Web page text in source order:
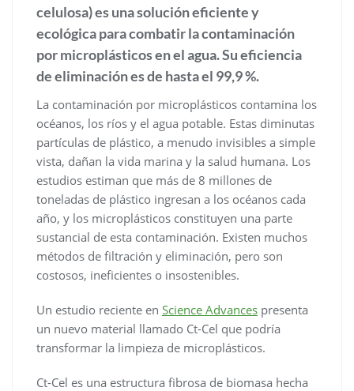
celulosa) es una solución eficiente y
ecológica para combatir la contaminación
por microplásticos en el agua. Su eficiencia
de eliminación es de hasta el 99,9 %.
La contaminación por microplásticos contamina los
océanos, los ríos y el agua potable. Estas diminutas
partículas de plástico, a menudo invisibles a simple
vista, dañan la vida marina y la salud humana. Los
estudios estiman que más de 8 millones de
toneladas de plástico ingresan a los océanos cada
año, y los microplásticos constituyen una parte
sustancial de esta contaminación. Existen muchos
métodos de filtración y eliminación, pero son
costosos, ineficientes o insostenibles.
Un estudio reciente en Science Advances presenta
un nuevo material llamado Ct-Cel que podría
transformar la limpieza de microplásticos.
Ct-Cel es una estructura fibrosa de biomasa hecha